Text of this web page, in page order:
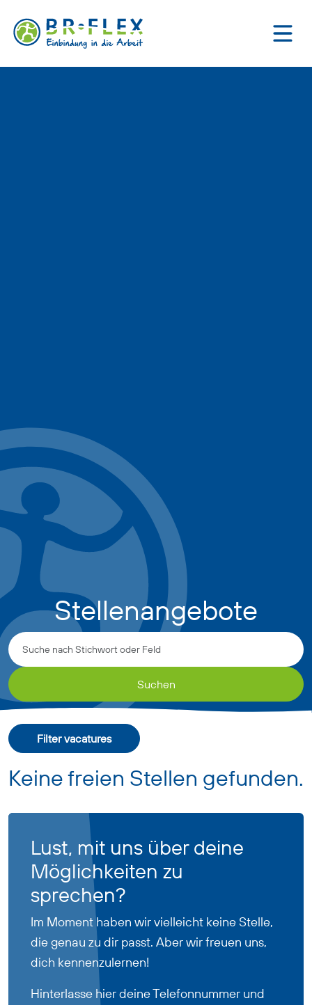
Stellenangebote
Suchen
Filter vacatures
Keine freien Stellen gefunden.
Lust, mit uns über deine
Möglichkeiten zu
sprechen?
Im Moment haben wir vielleicht keine Stelle,
die genau zu dir passt. Aber wir freuen uns,
dich kennenzulernen!
Hinterlasse hier deine Telefonnummer und